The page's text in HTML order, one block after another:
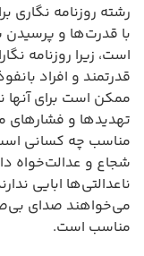
رشته روزنامه نگاری
با قدرت‌ها و پرسیدن
است، زیرا روزنامه
قدرتمند و افراد
ممکن است برای آنها
تهدیدها و فشارهای
مناسب چه کسانی
شجاع و عدالت‌خواه
ناعدالتی‌ها ابایی
می‌خواهند صدای
مناسب است.